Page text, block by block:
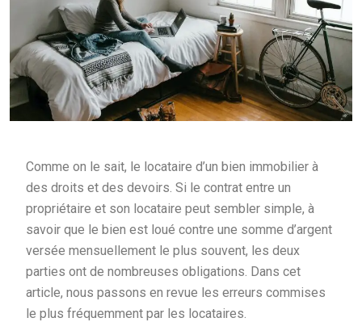
Comme on le sait, le locataire d’un bien immobilier à
des droits et des devoirs. Si le contrat entre un
propriétaire et son locataire peut sembler simple, à
savoir que le bien est loué contre une somme d’argent
versée mensuellement le plus souvent, les deux
parties ont de nombreuses obligations. Dans cet
article, nous passons en revue les erreurs commises
le plus fréquemment par les locataires.